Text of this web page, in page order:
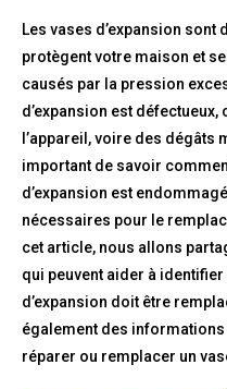
Les vases d’expansion
protègent votre maison et
causés par la pression
d’expansion est
l’appareil, voire des dégâts
important de savoir
d’expansion est
nécessaires pour le
cet article, nous allons
qui peuvent aider à
d’expansion doit être
également des
réparer ou remplacer un